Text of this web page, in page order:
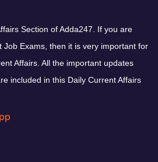
Section of Adda247. If you are
Job Exams, then it is very important for
Affairs. All the important updates
included in this Daily Current Affairs